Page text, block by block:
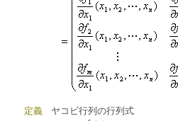
定義 ヤコビ行列の行列式